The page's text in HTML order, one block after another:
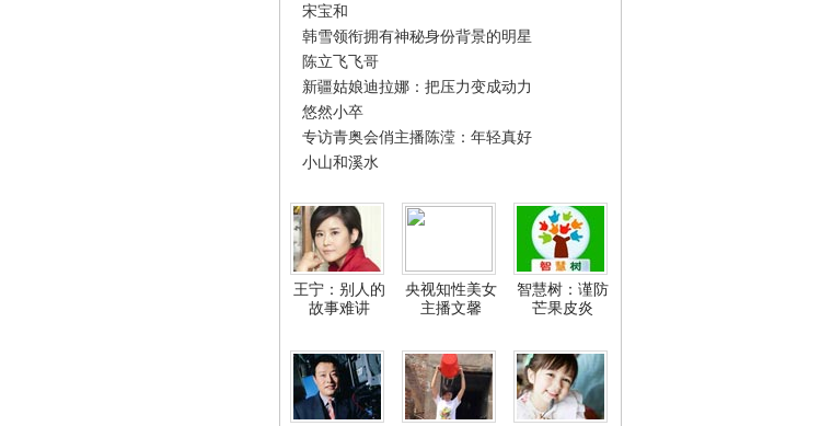
宋宝和
韩雪领衔拥有神秘身份背景的明星
陈立飞飞哥
新疆姑娘迪拉娜：把压力变成动力
悠然小卒
专访青奥会俏主播陈滢：年轻真好
小山和溪水
王宁：别人的
故事难讲
央视知性美女
主播文馨
智慧树：谨防
芒果皮炎